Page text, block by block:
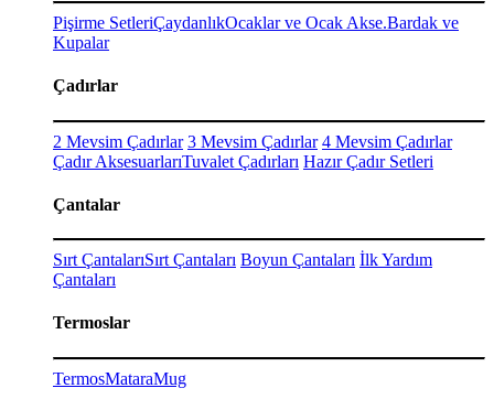
Pişirme SetleriÇaydanlıkOcaklar ve Ocak Akse.Bardak ve
Kupalar
Çadırlar
2 Mevsim Çadırlar 3 Mevsim Çadırlar 4 Mevsim Çadırlar
Çadır AksesuarlarıTuvalet Çadırları Hazır Çadır Setleri
Çantalar
Sırt ÇantalarıSırt Çantaları Boyun Çantaları İlk Yardım
Çantaları
Termoslar
TermosMataraMug